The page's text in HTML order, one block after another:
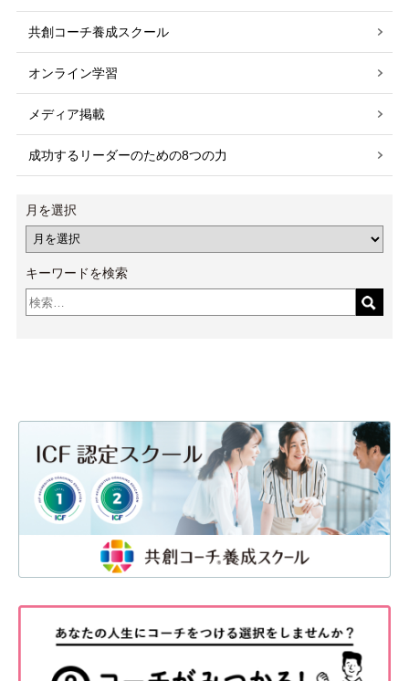
共創コーチ養成スクール
オンライン学習
メディア掲載
成功するリーダーのための8つの力
月を選択
キーワードを検索